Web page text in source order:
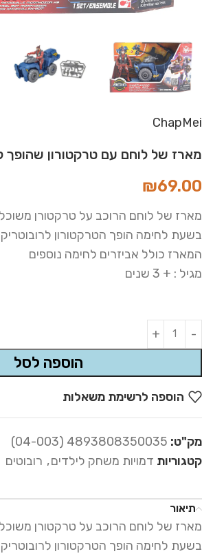
ChapMei
מארז של לוחם עם טרקטורון שהופך
₪69.00
מארז של לוחם הרוכב על טרקטורן
בשעת לחימה הופך הטרקטורון
המארז כולל אביזרים לחימה נוספים
מגיל : + 3 שנים
הוספה לסל
Alternative:
הוספה לרשימת משאלות
מק"ט: 4893808350035 (04-003)
קטגוריות דמויות משחק לילדים, רובוטים
תיאור
מארז של לוחם הרוכב על טרקטורן
בשעת לחימה הופך הטרקטורון